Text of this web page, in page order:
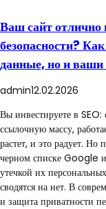
Ваш сайт отлично
безопасности?
данные, но и ваши
admin12.02.2026
Вы инвестируете в SEO:
ссылочную массу,
растет, и это радует. Но
черном списке Google
утечкой их
сводятся на нет. В
и защита приватности